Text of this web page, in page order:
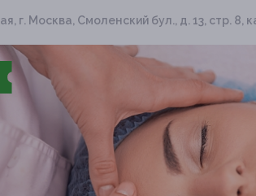
г. Москва, Смоленский бул., д. 13, стр. 8,